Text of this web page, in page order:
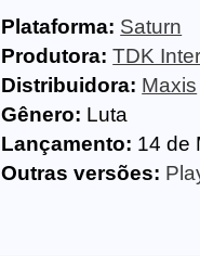
Plataforma: Saturn
Produtora: TDK
Distribuidora: Maxis
Gênero: Luta
Lançamento: 14 de
Outras versões: